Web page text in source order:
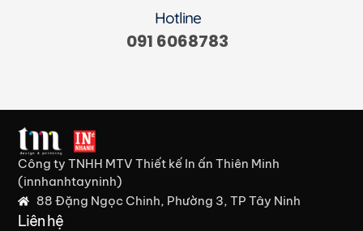
Hotline
091 6068783
Công ty TNHH MTV Thiết kế In ấn Thiên Minh
(innhanhtayninh)
88 Đặng Ngọc Chinh, Phường 3, TP Tây Ninh
Liên hệ